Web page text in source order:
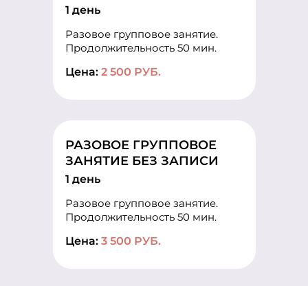
1 день
Разовое групповое занятие.
Продолжительность 50 мин.
Цена: 2 500 РУБ.
РАЗОВОЕ ГРУППОВОЕ
ЗАНЯТИЕ БЕЗ ЗАПИСИ
1 день
Разовое групповое занятие.
Продолжительность 50 мин.
Цена: 3 500 РУБ.